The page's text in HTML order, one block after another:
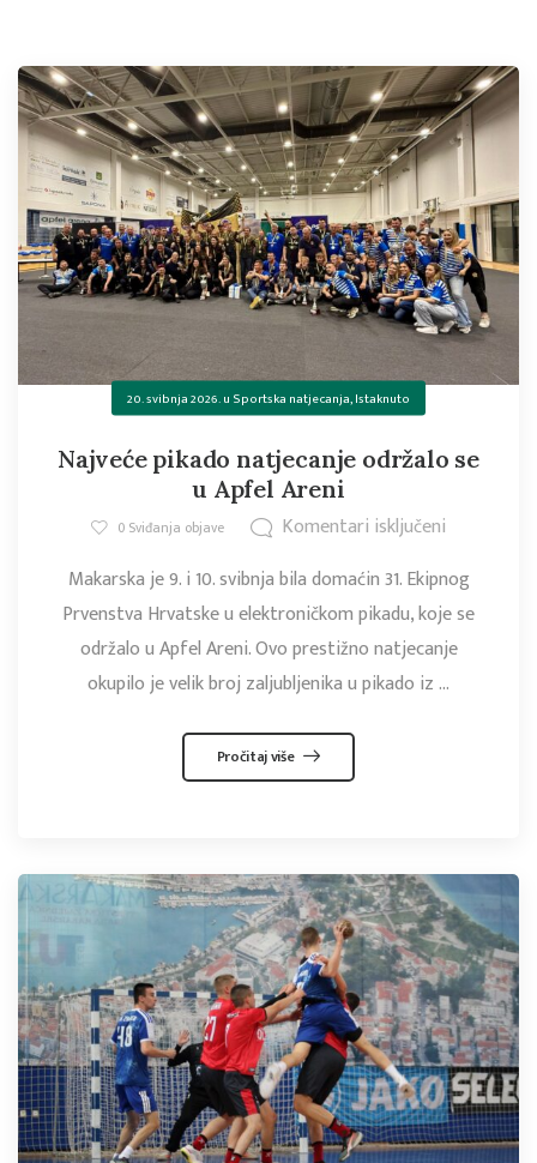
20. svibnja 2026.u Sportska natjecanja,Istaknuto
Najveće pikado natjecanje održalo se
u Apfel Areni
0Sviđanja objave
Komentari isključeni
Makarska je 9. i 10. svibnja bila domaćin 31. Ekipnog
Prvenstva Hrvatske u elektroničkom pikadu, koje se
održalo u Apfel Areni. Ovo prestižno natjecanje
okupilo je velik broj zaljubljenika u pikado iz ...
Pročitaj više